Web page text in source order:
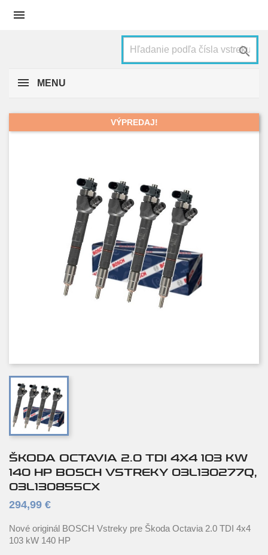


MENU
VÝPREDAJ!
ŠKODA OCTAVIA 2.0 TDI 4X4 103 KW
140 HP BOSCH VSTREKY 03L130277Q,
03L130855CX
294,99 €
Nové originál BOSCH Vstreky pre Škoda Octavia 2.0 TDI 4x4
103 kW 140 HP